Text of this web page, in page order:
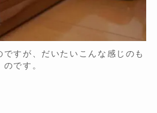
ですが、だいたいこんな感じのも
のです。